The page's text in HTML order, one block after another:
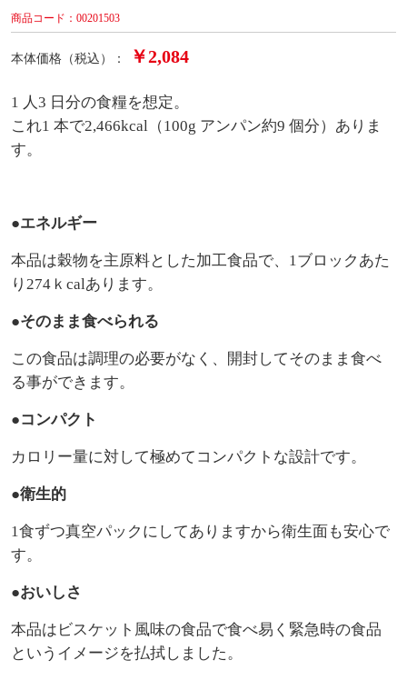
商品コード：00201503
本体価格（税込）： ￥2,084
1 人3 日分の食糧を想定。
これ1 本で2,466kcal（100g アンパン約9 個分）ありま
す。
●エネルギー
本品は穀物を主原料とした加工食品で、1ブロックあた
り274ｋcalあります。
●そのまま食べられる
この食品は調理の必要がなく、開封してそのまま食べ
る事ができます。
●コンパクト
カロリー量に対して極めてコンパクトな設計です。
●衛生的
1食ずつ真空パックにしてありますから衛生面も安心で
す。
●おいしさ
本品はビスケット風味の食品で食べ易く緊急時の食品
というイメージを払拭しました。